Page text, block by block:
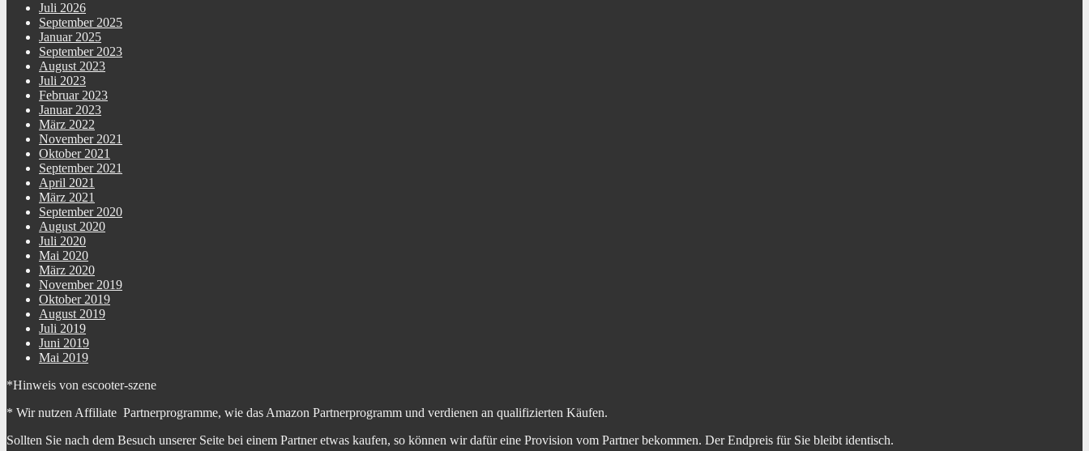
Juli 2026
September 2025
Januar 2025
September 2023
August 2023
Juli 2023
Februar 2023
Januar 2023
März 2022
November 2021
Oktober 2021
September 2021
April 2021
März 2021
September 2020
August 2020
Juli 2020
Mai 2020
März 2020
November 2019
Oktober 2019
August 2019
Juli 2019
Juni 2019
Mai 2019
*Hinweis von escooter-szene
* Wir nutzen Affiliate Partnerprogramme, wie das Amazon Partnerprogramm und verdienen an qualifizierten Käufen.
Sollten Sie nach dem Besuch unserer Seite bei einem Partner etwas kaufen, so können wir dafür eine Provision vom Partner bekommen. Der Endpreis für Sie bleibt identisch.